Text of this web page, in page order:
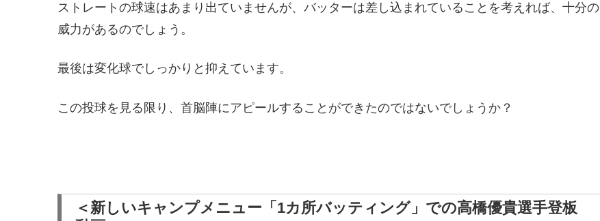
ストレートの球速はあまり出ていませんが、バッターは差し込まれていることを考えれば、十分の
威力があるのでしょう。
最後は変化球でしっかりと抑えています。
この投球を見る限り、首脳陣にアピールすることができたのではないでしょうか？
＜新しいキャンプメニュー「1カ所バッティング」での高橋優貴選手登板